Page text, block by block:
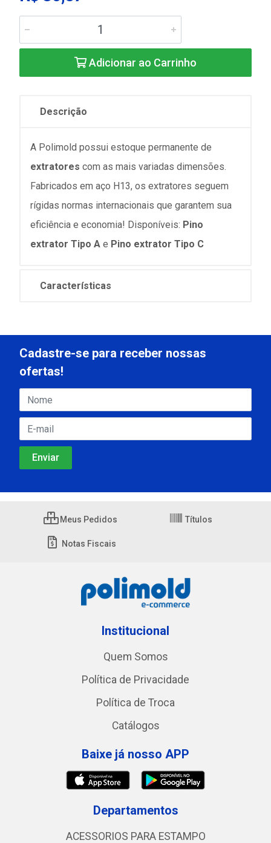
Adicionar ao Carrinho
Descrição
A Polimold possui estoque permanente de
extratores com as mais variadas dimensões.
Fabricados em aço H13, os extratores seguem
rígidas normas internacionais que garantem sua
eficiência e economia! Disponíveis: Pino
extrator Tipo A e Pino extrator Tipo C
Características
Cadastre-se para receber nossas
ofertas!
Meus Pedidos Títulos
Notas Fiscais
Institucional
Quem Somos
Política de Privacidade
Política de Troca
Catálogos
Baixe já nosso APP
Departamentos
ACESSORIOS PARA ESTAMPO